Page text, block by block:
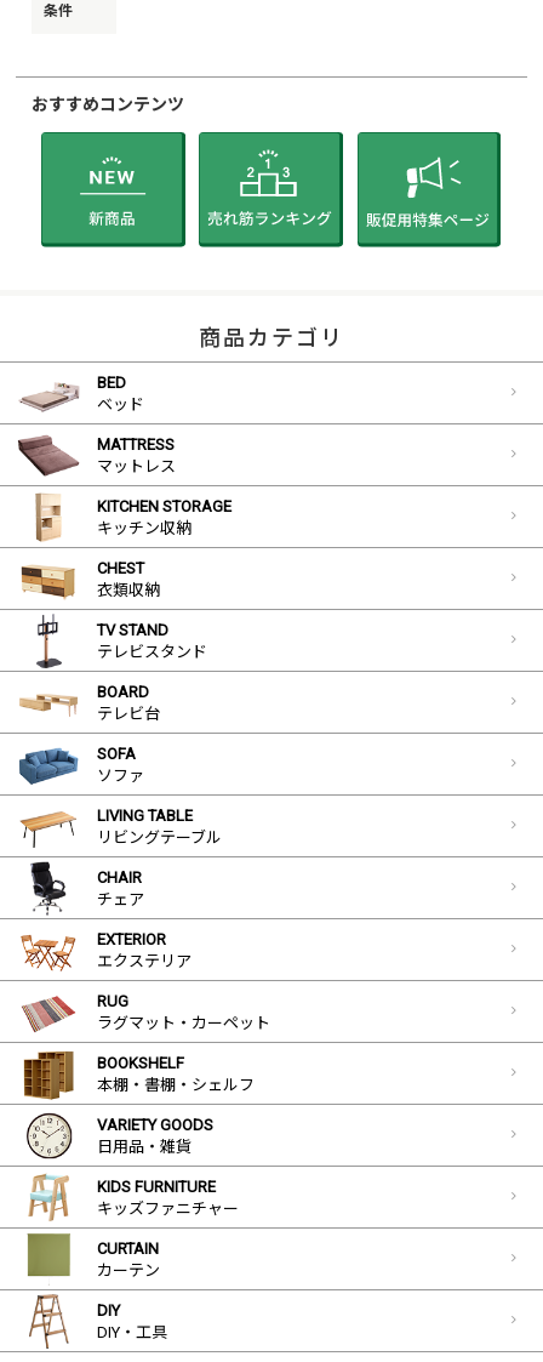
条件
おすすめコンテンツ
商品カテゴリ
BED
ベッド
MATTRESS
マットレス
KITCHEN STORAGE
キッチン収納
CHEST
衣類収納
TV STAND
テレビスタンド
BOARD
テレビ台
SOFA
ソファ
LIVING TABLE
リビングテーブル
CHAIR
チェア
EXTERIOR
エクステリア
RUG
ラグマット・カーペット
BOOKSHELF
本棚・書棚・シェルフ
VARIETY GOODS
日用品・雑貨
KIDS FURNITURE
キッズファニチャー
CURTAIN
カーテン
DIY
DIY・工具